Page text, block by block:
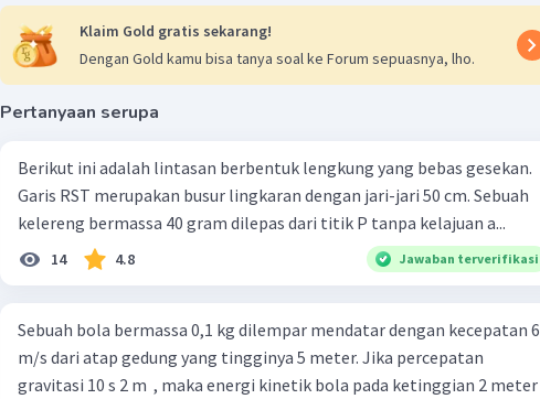
Klaim Gold gratis sekarang!
Dengan Gold kamu bisa tanya soal ke Forum sepuasnya, lho.
Pertanyaan serupa
Berikut ini adalah lintasan berbentuk lengkung yang bebas gesekan.
Garis RST merupakan busur lingkaran dengan jari-jari 50 cm. Sebuah
kelereng bermassa 40 gram dilepas dari titik P tanpa kelajuan a...
14 4.8 Jawaban terverifikasi
Sebuah bola bermassa 0,1 kg dilempar mendatar dengan kecepatan 6
m/s dari atap gedung yang tingginya 5 meter. Jika percepatan
gravitasi 10 s 2 m ​ , maka energi kinetik bola pada ketinggian 2 meter